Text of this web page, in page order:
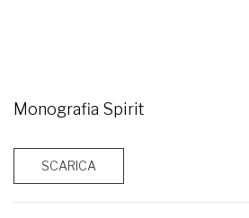
Monografia Spirit
SCARICA